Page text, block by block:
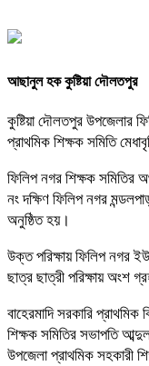
আছানুল হক কুষ্টিয়া দৌলতপুর
কুষ্টিয়া দৌলতপুর উপজেলার
প্রাথমিক শিক্ষক সমিতি
ফিলিপ নগর শিক্ষক সমিতির
নং দক্ষিণ ফিলিপ নগর
অনুষ্ঠিত হয়।
উক্ত পরিক্ষায় ফিলিপ নগর
ছাত্র ছাত্রী পরিক্ষায় অংশ
বাহেরমাদি সরকারি
শিক্ষক সমিতির সভাপতি
উপজেলা প্রাথমিক সহকারী